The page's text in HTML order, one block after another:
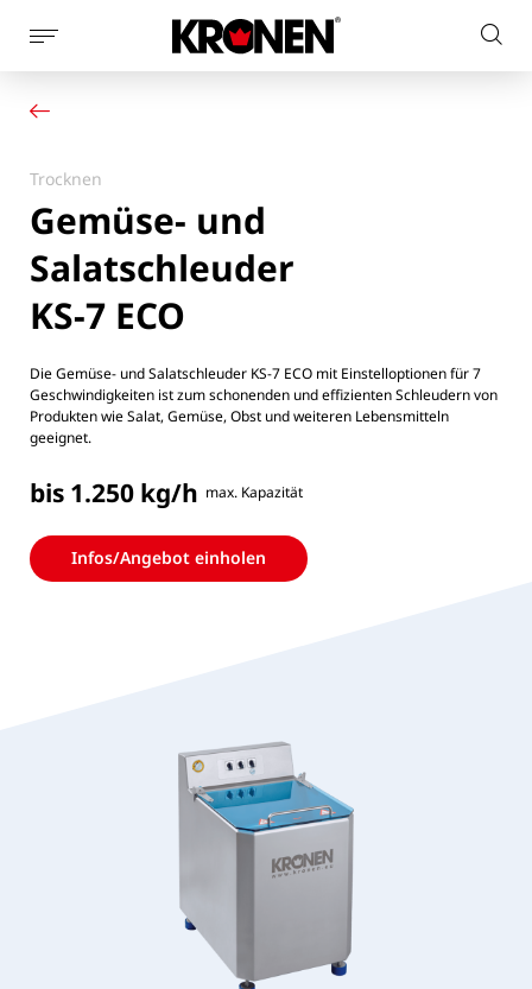
Seitennaviagtion
anzeigen
Unsere Lösungen
Aktuelles
Unternehmen
Kontakt
Trocknen
Gemüse- und
Salatschleuder
KS-7 ECO
Die Gemüse- und Salatschleuder KS-7 ECO mit Einstelloptionen für 7
Geschwindigkeiten ist zum schonenden und effizienten Schleudern von
Produkten wie Salat, Gemüse, Obst und weiteren Lebensmitteln
geeignet.
bis 1.250 kg/h max. Kapazität
Infos/Angebot einholen